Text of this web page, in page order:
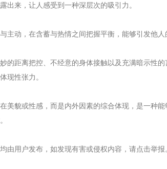
出来，让人感受到一种深层次的吸引力。
主动，在含蓄与热情之间把握平衡，能够引发他人
的距离把控、不经意的身体接触以及充满暗示性
现性张力。
美貌或性感，而是内外因素的综合体现，是一种能
由用户发布，如发现有害或侵权内容，请点击举报